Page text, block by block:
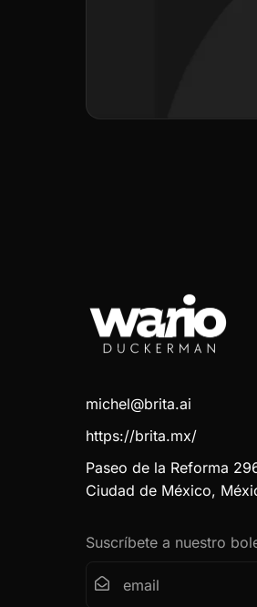
michel@brita.ai
https://brita.mx/
Paseo de la Reforma
Ciudad de México,
Suscríbete a nuestro